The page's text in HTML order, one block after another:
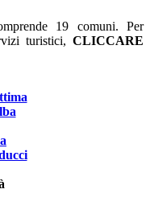
19 comuni. Per
turistici, CLICCARE